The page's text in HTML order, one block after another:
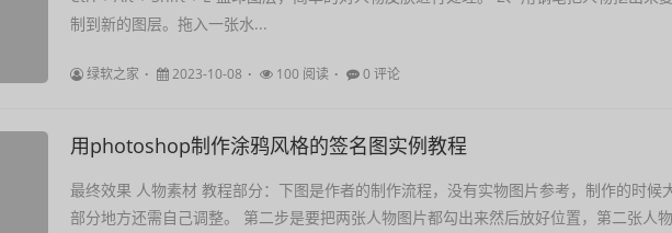
制到新的图层。拖入一张水...
绿软之家 2023-10-08 100 阅读 0 评论
用photoshop制作涂鸦风格的签名图实例教程
最终效果 人物素材 教程部分：下图是作者的制作流程，没有实物图片参考，制作的时候
部分地方还需自己调整。 第二步是要把两张人物图片都勾出来然后放好位置，第二张人物